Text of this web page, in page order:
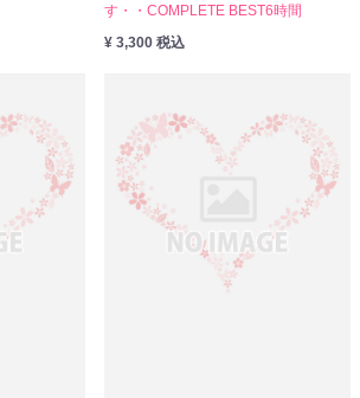
す・・COMPLETE BEST6時間
¥ 3,300 税込